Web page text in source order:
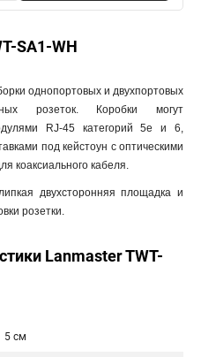
SA1-WH
однопортовых и двухпортовых
розеток. Коробки могут
RJ-45 категорий 5e и 6,
под кейстоун с оптическими
коаксиального кабеля.
двухсторонняя площадка и
розетки.
Lanmaster TWT-
5 см